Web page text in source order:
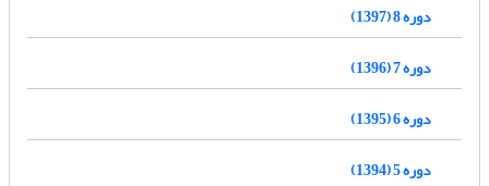
دوره 8 (1397)
دوره 7 (1396)
دوره 6 (1395)
دوره 5 (1394)